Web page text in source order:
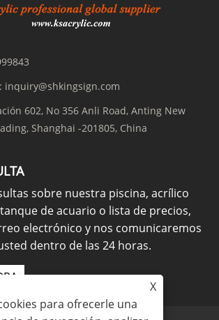
inquiry@shkingsign.com
602, No 356 Anli Road, Anting New
Shanghai -201805, China
sobre nuestra piscina, acrílico
de acuario o lista de precios,
electrónico y nos comunicaremos
dentro de las 24 horas.
X
para ofrecerle una